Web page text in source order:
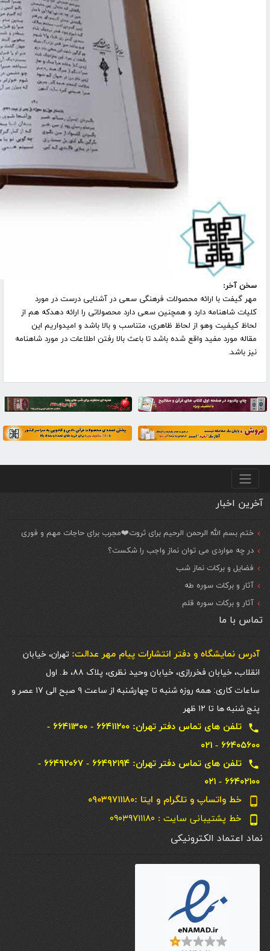
سخن آخر:
مهر گیفتبا ارائه محصولات فرهنگی سعی در آشنایی درست در مورد
کلیات شاهنامه دارد و همچنین سعی دارد محصولاتی را ارائه دهدکه هم از
لحاظ کیفیت وهو از لحاظ ظاهری، متناسب و بالا باشد و امیدواریم این
مقاله مورد مفید واقع شده باشد تا باعث بالا رفتن اطلاعات در مورد شاهنامه
نیز باشد.
منو پایین
آخرین اخبار
ختم بسم الله الرحمن الرحیم برای ثروت❤️مجرب برای حاجات مهم و فوری
در چه مواردی می توان نماز واجب را شکست؟
فضایل و برکات نماز شب
آثار و برکات سوره طه
آثار و برکات سوره قلم
تماس با ما
آدرس نمایشگاه و دفتر انتشارات پيام مهر عدالت: تهران، خیابان
انقلاب، خیابان فخررازی، خیابان وحید نظری، پلاک ۸۸، ط. اول
ساعات کاری: همه روزه شنبه تا چهارشنبه از ساعت ۹ صبح الی ۱۷ عصر و
پنج شنبه ها تا ۱۲ ظهر
local_phone
تلفن های تماس دفتر تهران: ۶۶۴۱۱۲۰۰ - ۶۶۴۱۱۳۰۰ -
۶۶۴۰۵۶۰۰ - ۰۲۱
local_phone
تلفن های تماس دفتر تهران: ۶۶۴۹۲۱۹۴ - ۶۶۴۹۲۰۶۷ -
۶۶۴۰۲۱۰۰ - ۰۲۱
phone_android خط واتساپ و تلگرام و ایتا :۰۹۰۳۹۷۱۱۱۸۰
phone_android خط پشتیبانی سایت : ۰۹۰۳۹۷۱۱۱۸۰
نماد اعتماد الکترونیکی